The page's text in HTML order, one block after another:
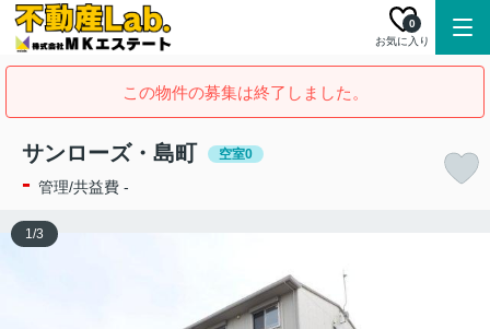
お気に入り
0
この物件の募集は終了しました。
サンローズ・島町 空室0
- 管理/共益費 -
1/3